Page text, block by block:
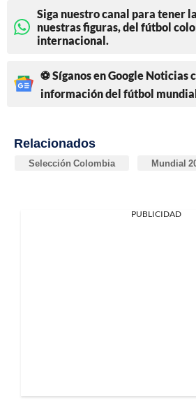
Siga nuestro canal para tener
nuestras figuras, del fútbol
internacional.
⚽ Síganos en Google Noticias
información del fútbol
Relacionados
Selección Colombia Mundial
PUBLICIDAD